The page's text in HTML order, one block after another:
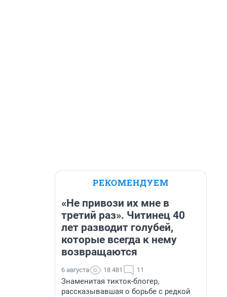
РЕКОМЕНДУЕМ
«Не привози их мне в
третий раз». Читинец 40
лет разводит голубей,
которые всегда к нему
возвращаются
6 августа 18 481 11
Знаменитая тикток-блогер,
рассказывавшая о борьбе с редкой